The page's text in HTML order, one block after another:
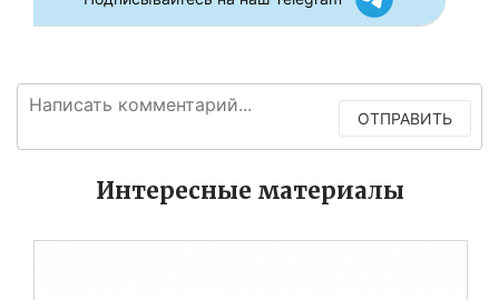
ОТПРАВИТЬ
Интересные материалы